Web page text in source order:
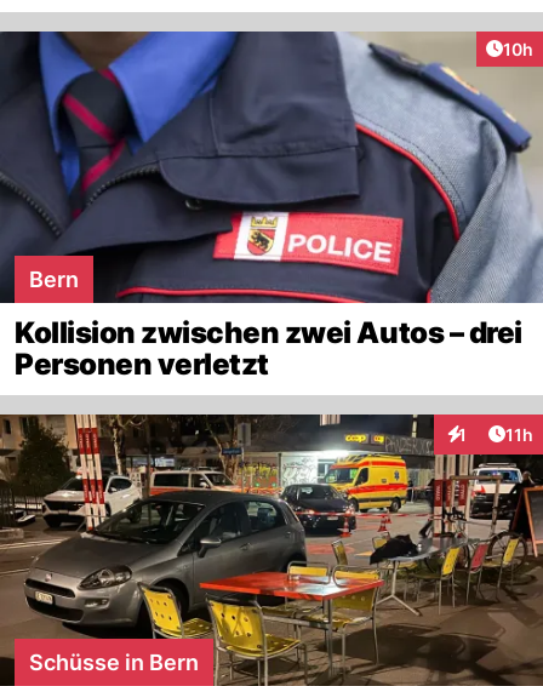
10h
Bern
Kollision zwischen zwei Autos – drei
Personen verletzt
1 11h
Schüsse in Bern